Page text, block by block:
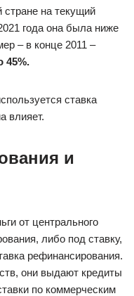
на текущий
года она была ниже
– в конце 2011 –
45%.
ставка
влияет.
и
от центрального
либо под ставку,
рефинансирования.
они выдают кредиты
по коммерческим